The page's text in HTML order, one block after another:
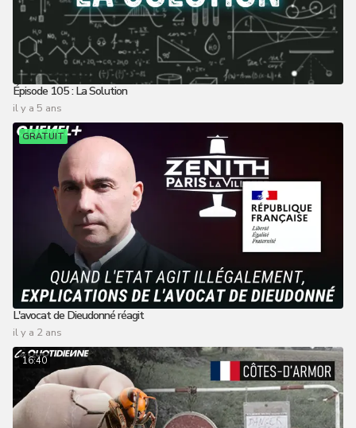
Épisode 105 : La Solution
il y a 5 ans
GRATUIT
L'avocat de Dieudonné réagit
il y a 2 ans
16:40